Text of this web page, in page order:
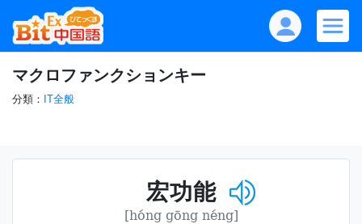
マクロファンクションキー
分類： IT全般
宏功能
[hóng gōng néng]